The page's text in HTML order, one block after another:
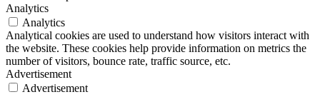
Analytics
Analytics
Analytical cookies are used to understand how visitors interact with
the website. These cookies help provide information on metrics the
number of visitors, bounce rate, traffic source, etc.
Advertisement
Advertisement